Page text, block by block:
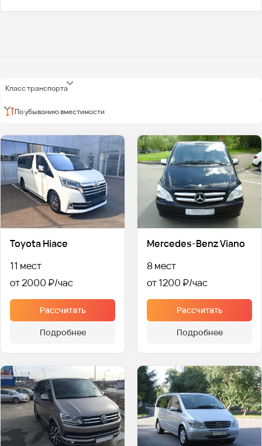
Класс транспорта
По убыванию вместимости
Toyota Hiace
11 мест
от 2000 ₽
Рассчитать
Подробнее
Mercedes-Benz Viano
8 мест
от 1200 ₽
Рассчитать
Подробнее